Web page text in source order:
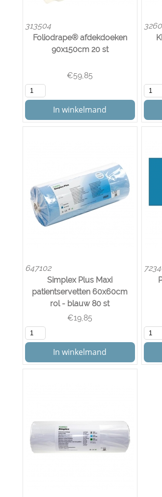
313504
Foliodrape® afdekdoeken
90x150cm 20 st
€59,85
In winkelmand
647102
Simplex Plus Maxi
patientservetten 60x60cm
rol - blauw 80 st
€19,85
In winkelmand